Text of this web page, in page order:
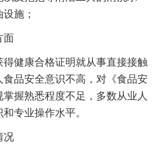
施；
面
健康合格证明就从事直接接触
品安全意识不高，对《食品安
握熟悉程度不足，多数从业人
专业操作水平。
况